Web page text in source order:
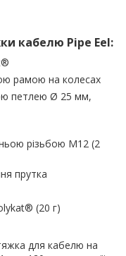
кабелю Pipe Eel:
рамою на колесах
петлею Ø 25 мм,
різьбою М12 (2
прутка
(20 г)
для кабелю на